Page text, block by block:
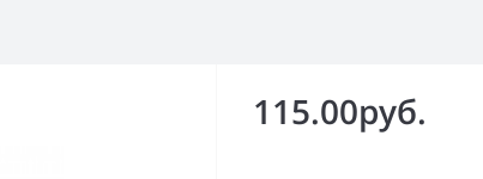
115.00руб.